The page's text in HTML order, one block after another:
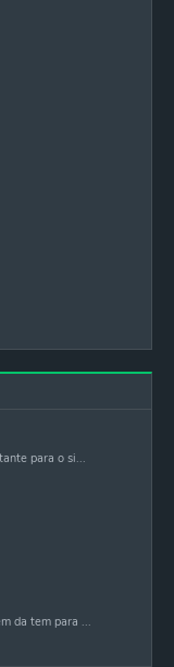
para o si...
da tem para ...